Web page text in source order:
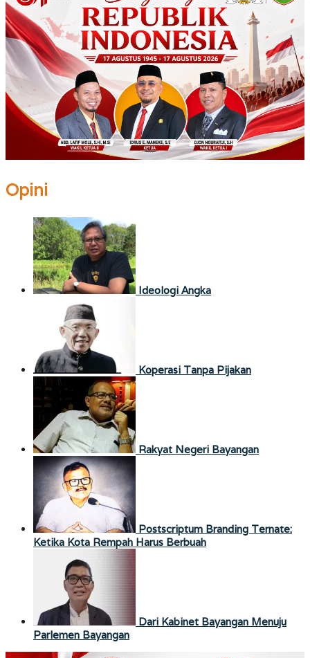
Opini
Ideologi Angka
Koperasi Tanpa Pijakan
Rakyat Negeri Bayangan
Postscriptum Branding Ternate:
Ketika Kota Rempah Harus Berbuah
Dari Kabinet Bayangan Menuju
Parlemen Bayangan